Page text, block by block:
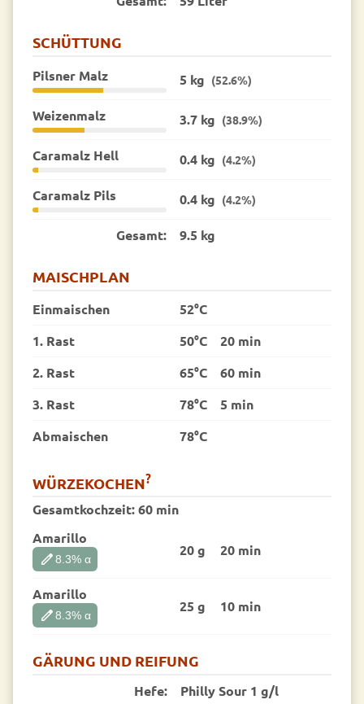
SCHÜTTUNG
Pilsner Malz 5 kg (52.6%)
Weizenmalz 3.7 kg (38.9%)
Caramalz Hell 0.4 kg (4.2%)
Caramalz Pils 0.4 kg (4.2%)
Gesamt: 9.5 kg
MAISCHPLAN
Einmaischen
52°C
1. Rast
50°C
20 min
2. Rast
65°C
60 min
3. Rast
78°C
5 min
Abmaischen
78°C
WÜRZEKOCHEN?
Gesamtkochzeit:60 min
Amarillo
edit8.3% α
20 g 20 min
Amarillo
edit8.3% α
25 g 10 min
GÄRUNG UND REIFUNG
Hefe:
Philly Sour 1 g/l